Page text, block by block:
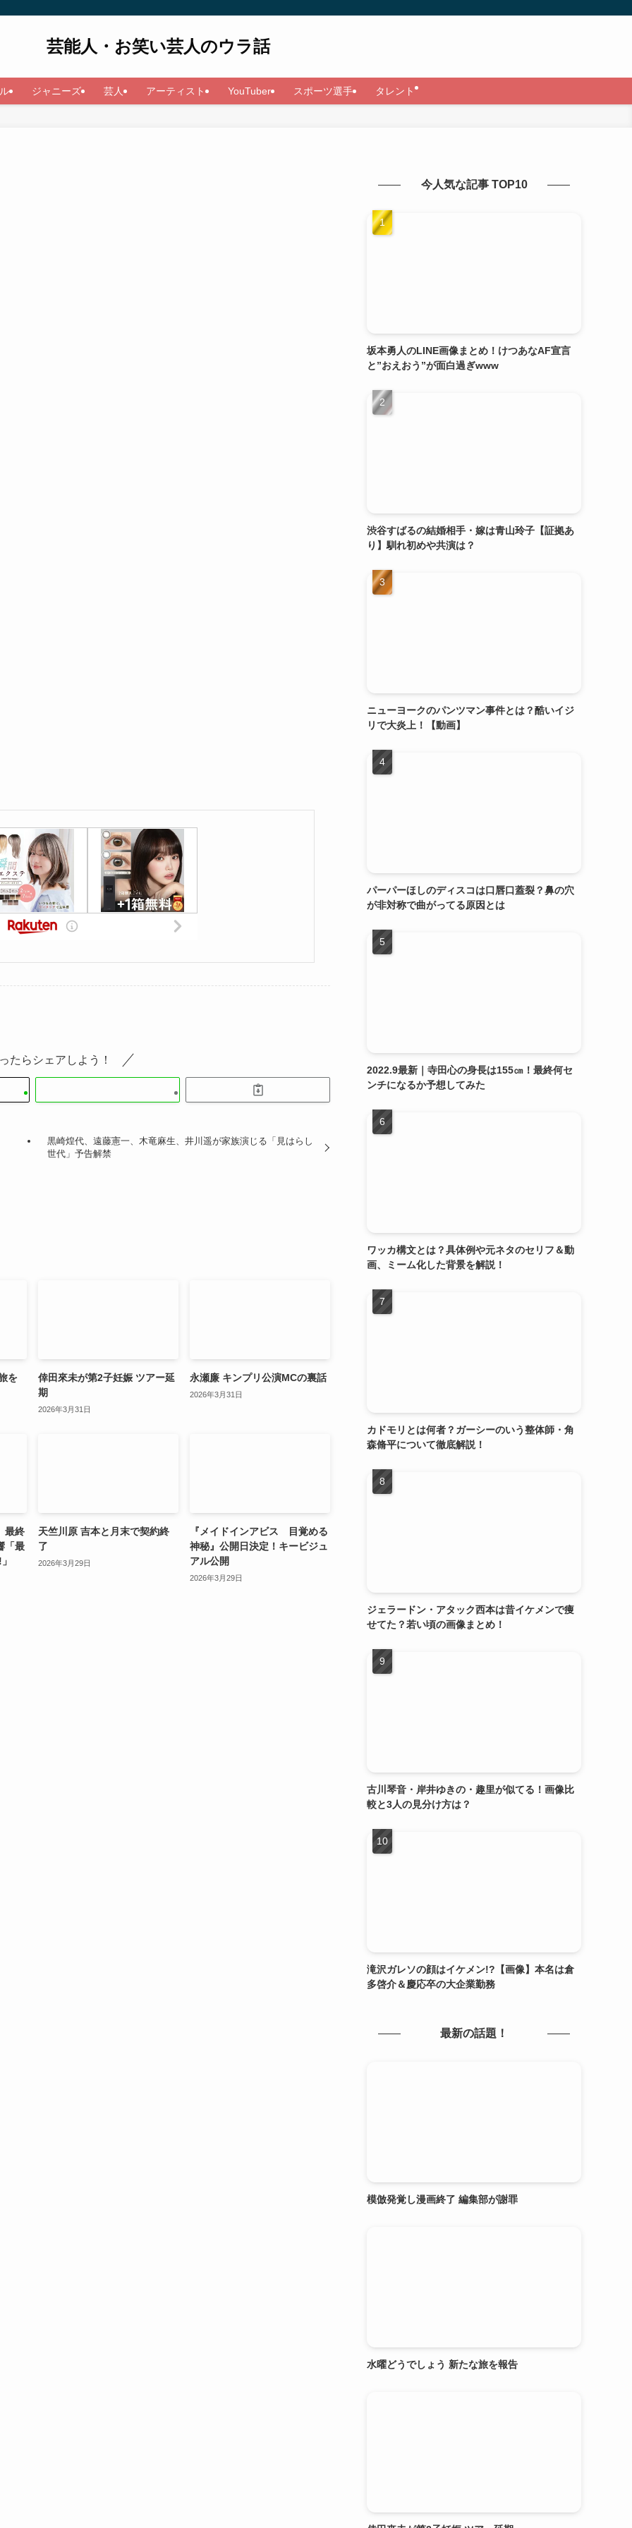
芸能人・お笑い芸人のウラ話
ジャニーズ 芸人 アーティスト YouTuber スポーツ選手 タレント
たらシェアしよう！
黒崎煌代、遠藤憲一、木竜麻生、井川遥が家族演じる「見はらし
世代」予告解禁
を
倖田來未が第2子妊娠 ツアー延
期
2026年3月31日
永瀬廉 キンプリ公演MCの裏話
2026年3月31日
最終
「最
天竺川原 吉本と月末で契約終
了
2026年3月29日
『メイドインアビス 目覚める
神秘』公開日決定！キービジュ
アル公開
2026年3月29日
今人気な記事 TOP10
坂本勇人のLINE画像まとめ！けつあなAF宣言
と”おえおう”が面白過ぎwww
渋谷すばるの結婚相手・嫁は青山玲子【証拠あ
り】馴れ初めや共演は？
ニューヨークのパンツマン事件とは？酷いイジ
リで大炎上！【動画】
パーパーほしのディスコは口唇口蓋裂？鼻の穴
が非対称で曲がってる原因とは
2022.9最新｜寺田心の身長は155㎝！最終何セ
ンチになるか予想してみた
ワッカ構文とは？具体例や元ネタのセリフ＆動
画、ミーム化した背景を解説！
カドモリとは何者？ガーシーのいう整体師・角
森脩平について徹底解説！
ジェラードン・アタック西本は昔イケメンで痩
せてた？若い頃の画像まとめ！
古川琴音・岸井ゆきの・趣里が似てる！画像比
較と3人の見分け方は？
滝沢ガレソの顔はイケメン!?【画像】本名は倉
多啓介＆慶応卒の大企業勤務
最新の話題！
模倣発覚し漫画終了 編集部が謝罪
水曜どうでしょう 新たな旅を報告